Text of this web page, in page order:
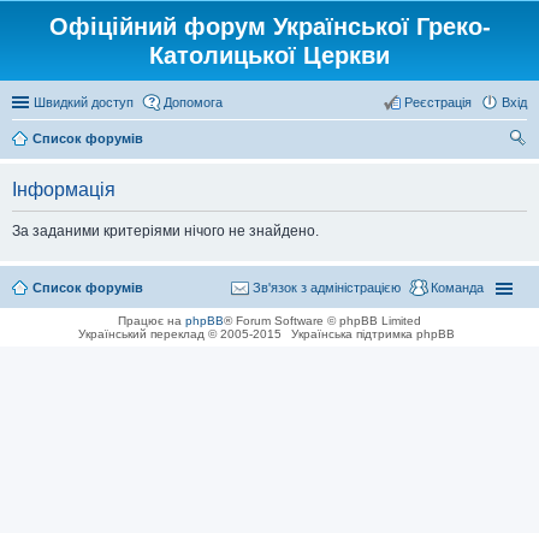
Офіційний форум Української Греко-
Католицької Церкви
Швидкий доступ Допомога Вхід
Реєстрація
Список форумів
Інформація
За заданими критеріями нічого не знайдено.
Список форумів Команда
Зв'язок з адміністрацією
Працює на phpBB® Forum Software © phpBB Limited
Український переклад © 2005-2015
Українська підтримка phpBB